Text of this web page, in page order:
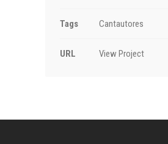
Tags Cantautores
URL View Project